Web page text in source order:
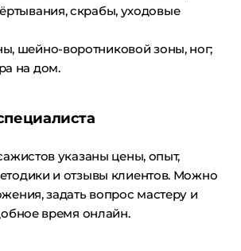
скрабы, уходовые
шейно-воротниковой зоны, ног;
на дом.
указаны цены, опыт,
и отзывы клиентов. Можно
задать вопрос мастеру и
время онлайн.